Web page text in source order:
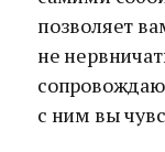
позволяет
не
с ним вы